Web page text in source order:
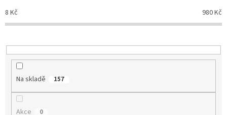
o
d
k
t
8 Kč 980Kč
Na skladě 157
Akce 0